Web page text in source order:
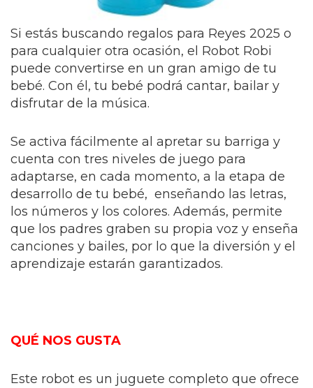
Si estás buscando regalos para Reyes 2025 o
para cualquier otra ocasión, el Robot Robi
puede convertirse en un gran amigo de tu
bebé. Con él, tu bebé podrá cantar, bailar y
disfrutar de la música.
Se activa fácilmente al apretar su barriga y
cuenta con tres niveles de juego para
adaptarse, en cada momento, a la etapa de
desarrollo de tu bebé, enseñando las letras,
los números y los colores. Además, permite
que los padres graben su propia voz y enseña
canciones y bailes, por lo que la diversión y el
aprendizaje estarán garantizados.
QUÉ NOS GUSTA
Este robot es un juguete completo que ofrece